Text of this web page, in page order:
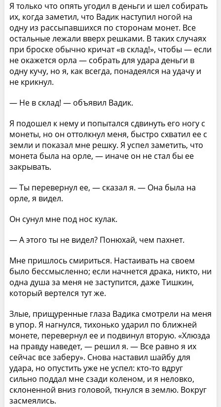
Я только что опять угодил в деньги и шел собирать
их, когда заметил, что Вадик наступил ногой на
одну из рассыпавшихся по сторонам монет. Все
остальные лежали вверх решками. В таких случаях
при броске обычно кричат «в склад!», чтобы — если
не окажется орла — собрать для удара деньги в
одну кучу, но я, как всегда, понадеялся на удачу и
не крикнул.
— Не в склад! — объявил Вадик.
Я подошел к нему и попытался сдвинуть его ногу с
монеты, но он оттолкнул меня, быстро схватил ее с
земли и показал мне решку. Я успел заметить, что
монета была на орле, — иначе он не стал бы ее
закрывать.
— Ты перевернул ее, — сказал я. — Она была на
орле, я видел.
Он сунул мне под нос кулак.
— А этого ты не видел? Понюхай, чем пахнет.
Мне пришлось смириться. Настаивать на своем
было бессмысленно; если начнется драка, никто, ни
одна душа за меня не заступится, даже Тишкин,
который вертелся тут же.
Злые, прищуренные глаза Вадика смотрели на меня
в упор. Я нагнулся, тихонько ударил по ближней
монете, перевернул ее и подвинул вторую. «Хлюзда
на правду наведет, — решил я. — Все равно я их
сейчас все заберу». Снова наставил шайбу для
удара, но опустить уже не успел: кто-то вдруг
сильно поддал мне сзади коленом, и я неловко,
склоненной вниз головой, ткнулся в землю. Вокруг
засмеялись.